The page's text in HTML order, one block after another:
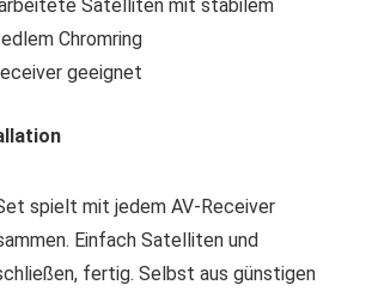
Satelliten mit stabilem
Chromring
geeignet
spielt mit jedem AV-Receiver
Einfach Satelliten und
fertig. Selbst aus günstigen